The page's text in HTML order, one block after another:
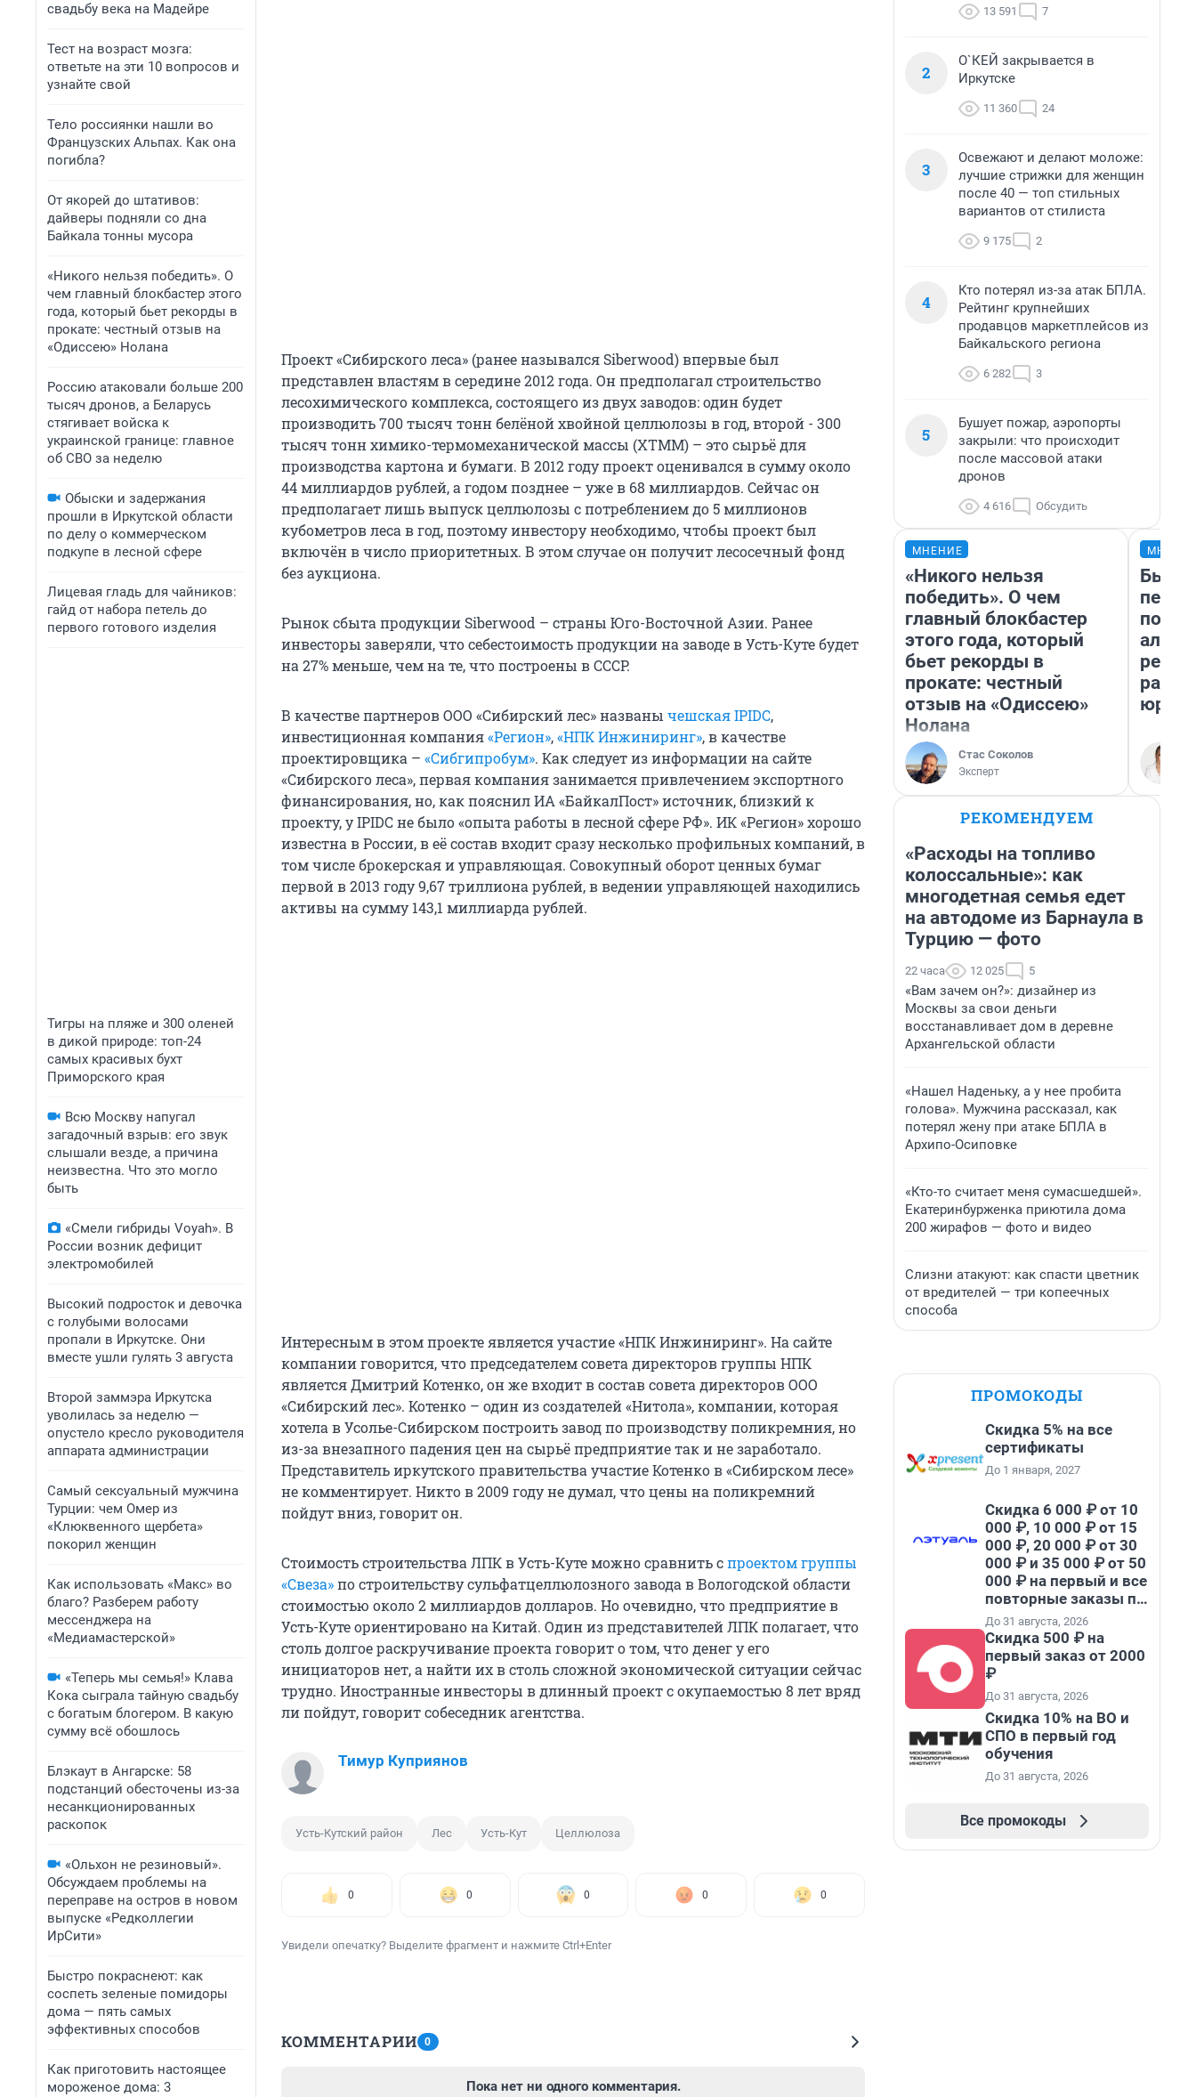
свадьбу века на Мадейре
Тест на возраст мозга:
ответьте на эти 10 вопросов и
узнайте свой
Тело россиянки нашли во
Французских Альпах. Как она
погибла?
От якорей до штативов:
дайверы подняли со дна
Байкала тонны мусора
«Никого нельзя победить». О
чем главный блокбастер этого
года, который бьет рекорды в
прокате: честный отзыв на
«Одиссею» Нолана
Россию атаковали больше 200
тысяч дронов, а Беларусь
стягивает войска к
украинской границе: главное
об СВО за неделю
Обыски и задержания
прошли в Иркутской области
по делу о коммерческом
подкупе в лесной сфере
Лицевая гладь для чайников:
гайд от набора петель до
первого готового изделия
Тигры на пляже и 300 оленей
в дикой природе: топ-24
самых красивых бухт
Приморского края
Всю Москву напугал
загадочный взрыв: его звук
слышали везде, а причина
неизвестна. Что это могло
быть
«Смели гибриды Voyah». В
России возник дефицит
электромобилей
Высокий подросток и девочка
с голубыми волосами
пропали в Иркутске. Они
вместе ушли гулять 3 августа
Второй заммэра Иркутска
уволилась за неделю —
опустело кресло руководителя
аппарата администрации
Самый сексуальный мужчина
Турции: чем Омер из
«Клюквенного щербета»
покорил женщин
Как использовать «Макс» во
благо? Разберем работу
мессенджера на
«Медиамастерской»
«Теперь мы семья!» Клава
Кока сыграла тайную свадьбу
с богатым блогером. В какую
сумму всё обошлось
Блэкаут в Ангарске: 58
подстанций обесточены из-за
несанкционированных
раскопок
«Ольхон не резиновый».
Обсуждаем проблемы на
переправе на остров в новом
выпуске «Редколлегии
ИрСити»
Быстро покраснеют: как
соспеть зеленые помидоры
дома — пять самых
эффективных способов
Как приготовить настоящее
мороженое дома: 3
Проект «Сибирского леса» (ранее назывался Siberwood) впервые был
представлен властям в середине 2012 года. Он предполагал строительство
лесохимического комплекса, состоящего из двух заводов: один будет
производить 700 тысяч тонн белёной хвойной целлюлозы в год, второй - 300
тысяч тонн химико-термомеханической массы (ХТММ) – это сырьё для
производства картона и бумаги. В 2012 году проект оценивался в сумму около
44 миллиардов рублей, а годом позднее – уже в 68 миллиардов. Сейчас он
предполагает лишь выпуск целлюлозы с потреблением до 5 миллионов
кубометров леса в год, поэтому инвестору необходимо, чтобы проект был
включён в число приоритетных. В этом случае он получит лесосечный фонд
без аукциона.
Рынок сбыта продукции Siberwood – страны Юго-Восточной Азии. Ранее
инвесторы заверяли, что себестоимость продукции на заводе в Усть-Куте будет
на 27% меньше, чем на те, что построены в СССР.
В качестве партнеров ООО «Сибирский лес» названы чешская IPIDC,
инвестиционная компания«Регион»,«НПК Инжиниринг», в качестве
проектировщика – «Сибгипробум». Как следует из информации на сайте
«Сибирского леса», первая компания занимается привлечением экспортного
финансирования, но, как пояснил ИА «БайкалПост» источник, близкий к
проекту, у IPIDC не было «опыта работы в лесной сфере РФ». ИК «Регион» хорошо
известна в России, в её состав входит сразу несколько профильных компаний, в
том числе брокерская и управляющая. Совокупный оборот ценных бумаг
первой в 2013 году 9,67 триллиона рублей, в ведении управляющей находились
активы на сумму 143,1 миллиарда рублей.
Интересным в этом проекте является участие «НПК Инжиниринг». На сайте
компании говорится, что председателем совета директоров группы НПК
является Дмитрий Котенко, он же входит в состав совета директоров ООО
«Сибирский лес». Котенко – один из создателей «Нитола», компании, которая
хотела в Усолье-Сибирском построить завод по производству поликремния, но
из-за внезапного падения цен на сырьё предприятие так и не заработало.
Представитель иркутского правительства участие Котенко в «Сибирском лесе»
не комментирует. Никто в 2009 году не думал, что цены на поликремний
пойдут вниз, говорит он.
Стоимость строительства ЛПК в Усть-Куте можно сравнить спроектом группы
«Свеза»по строительству сульфатцеллюлозного завода в Вологодской области
стоимостью около 2 миллиардов долларов. Но очевидно, что предприятие в
Усть-Куте ориентировано на Китай. Один из представителей ЛПК полагает, что
столь долгое раскручивание проекта говорит о том, что денег у его
инициаторов нет, а найти их в столь сложной экономической ситуации сейчас
трудно. Иностранные инвесторы в длинный проект с окупаемостью 8 лет вряд
ли пойдут, говорит собеседник агентства.
Тимур Куприянов
Усть-Кутский район Лес Усть-Кут Целлюлоза
0 0 0 0 0
Увидели опечатку? Выделите фрагмент и нажмите Ctrl+Enter
КОММЕНТАРИИ 0
Пока нет ни одного комментария.
13 591 7
2
О`КЕЙ закрывается в
Иркутске
11 360 24
3
Освежают и делают моложе:
лучшие стрижки для женщин
после 40 — топ стильных
вариантов от стилиста
9 175 2
4
Кто потерял из-за атак БПЛА.
Рейтинг крупнейших
продавцов маркетплейсов из
Байкальского региона
6 282 3
5
Бушует пожар, аэропорты
закрыли: что происходит
после массовой атаки
дронов
4 616 Обсудить
МНЕНИЕ
«Никого нельзя
победить». О чем
главный блокбастер
этого года, который
бьет рекорды в
прокате: честный
отзыв на «Одиссею»
Нолана
Стас Соколов
Эксперт
Был
РЕКОМЕНДУЕМ
«Расходы на топливо
колоссальные»: как
многодетная семья едет
на автодоме из Барнаула в
Турцию — фото
22 часа 12 025 5
«Вам зачем он?»: дизайнер из
Москвы за свои деньги
восстанавливает дом в деревне
Архангельской области
«Нашел Наденьку, а у нее пробита
голова». Мужчина рассказал, как
потерял жену при атаке БПЛА в
Архипо-Осиповке
«Кто-то считает меня сумасшедшей».
Екатеринбурженка приютила дома
200 жирафов — фото и видео
Слизни атакуют: как спасти цветник
от вредителей — три копеечных
способа
ПРОМОКОДЫ
Скидка 5% на все
сертификаты
До 1 января, 2027
Скидка 6 000 ₽ от 10
000 ₽, 10 000 ₽ от 15
000 ₽, 20 000 ₽ от 30
000 ₽ и 35 000 ₽ от 50
000 ₽ на первый и все
повторные заказы по
промокоду НАБЕРИ
До 31 августа, 2026
Скидка 500 ₽ на
первый заказ от 2000
₽
До 31 августа, 2026
Скидка 10% на ВО и
СПО в первый год
обучения
До 31 августа, 2026
Все промокоды